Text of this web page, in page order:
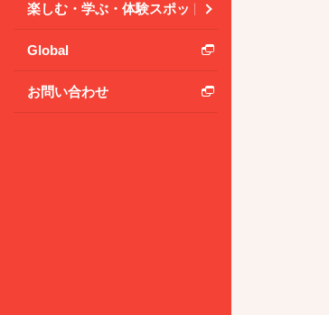
楽しむ・学ぶ・体験スポット
Global
お問い合わせ